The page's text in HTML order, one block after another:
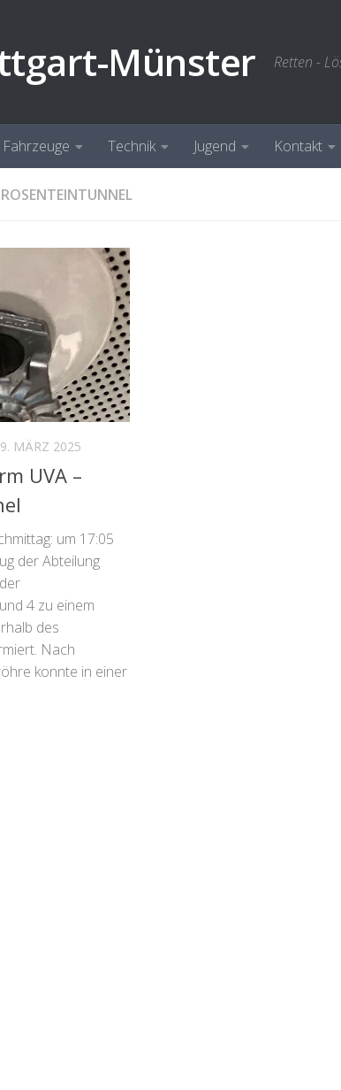
Münster Retten -
Fahrzeuge Technik Jugend Kontakt
ROSENTEINTUNNEL
MÄRZ 2025
UVA –
um 17:05
der Abteilung
4 zu einem
des
Nach
konnte in einer